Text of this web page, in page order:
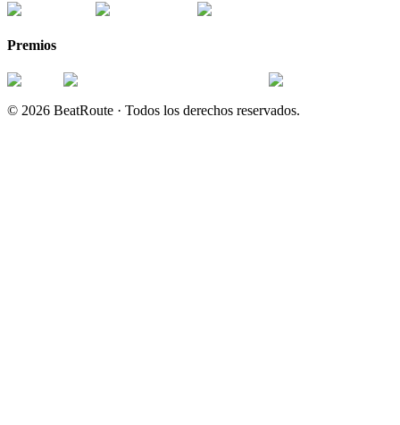
Premios
© 2026 BeatRoute · Todos los derechos reservados.